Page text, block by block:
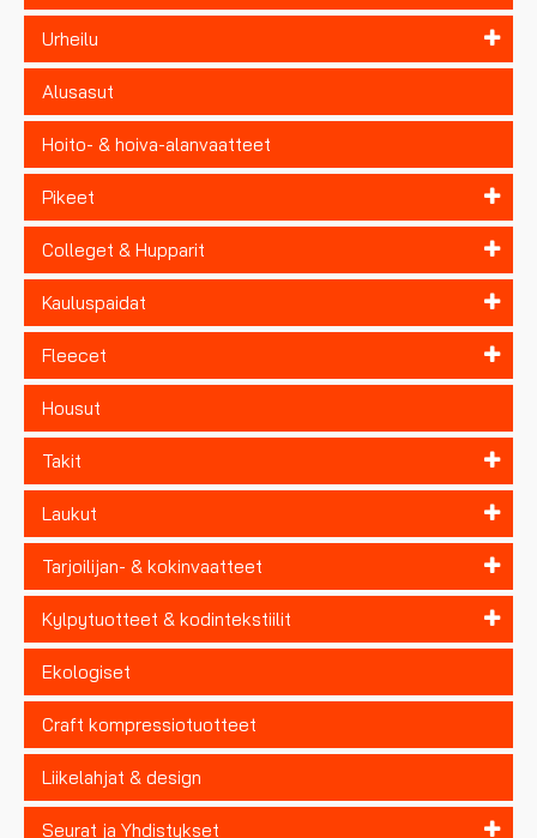
Urheilu
Alusasut
Hoito- & hoiva-alanvaatteet
Pikeet
Colleget & Hupparit
Kauluspaidat
Fleecet
Housut
Takit
Laukut
Tarjoilijan- & kokinvaatteet
Kylpytuotteet & kodintekstiilit
Ekologiset
Craft kompressiotuotteet
Liikelahjat & design
Seurat ja Yhdistykset